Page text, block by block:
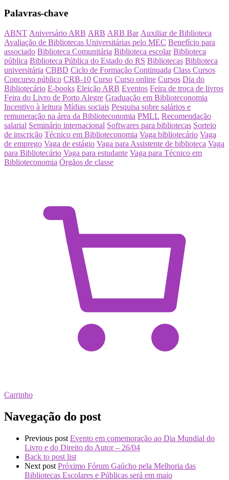
Palavras-chave
ABNT Aniversário ARB ARB ARB Bar Auxiliar de Biblioteca
Avaliação de Bibliotecas Universitárias pelo MEC Benefício para
associado Biblioteca Comunitária Biblioteca escolar Biblioteca
pública Biblioteca Pública do Estado do RS Bibliotecas Biblioteca
universitária CBBD Ciclo de Formação Continuada Class Cursos
Concurso público CRB-10 Curso Curso online Cursos Dia do
Bibliotecário E-books Eleição ARB Eventos Feira de troca de livros
Feira do Livro de Porto Alegre Graduação em Biblioteconomia
Incentivo à leitura Mídias sociais Pesquisa sobre salários e
remuneração na área da Biblioteconomia PMLL Recomendação
salarial Seminário internacional Softwares para bibliotecas Sorteio
de inscrição Técnico em Biblioteconomia Vaga bibliotecário Vaga
de emprego Vaga de estágio Vaga para Assistente de biblioteca Vaga
para Bibliotecário Vaga para estudante Vaga para Técnico em
Biblioteconomia Órgãos de classe
Carrinho
Navegação do post
Previous post Evento em comemoração ao Dia Mundial do
Livro e do Direito do Autor – 26/04
Back to post list
Next post Próximo Fórum Gaúcho pela Melhoria das
Bibliotecas Escolares e Públicas será em maio